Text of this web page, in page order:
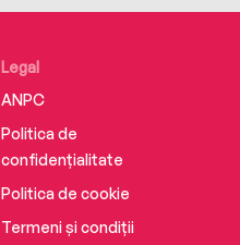
Legal
ANPC
Politica de
confidențialitate
Politica de cookie
Termeni și condiții